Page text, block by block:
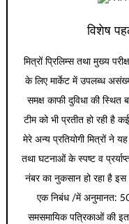
विशेष
मित्रों प्रिलिम्स तथा मुख्य
के लिए मार्केट में उपलब्ध
समक्ष काफी दुविधा की स्थित
टीम को भी प्रतीत हो रही है
मेरे अन्य प्रतियोगी मित्रों ने
तथा घटनाओं के स्पष्ट व
नंबर का नुकसान हो रहा है
एक निबंध /में अनुमानत:
समसमायिक पत्रिकाओं की